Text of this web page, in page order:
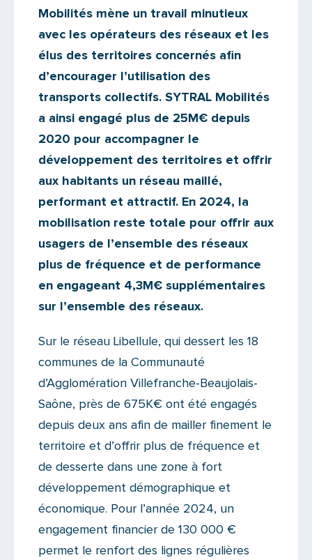
Ajoutez le vôtre
Mobilités mène un travail minutieux
avec les opérateurs des réseaux et les
élus des territoires concernés afin
d’encourager l’utilisation des
transports collectifs. SYTRAL Mobilités
a ainsi engagé plus de 25M€ depuis
2020 pour accompagner le
développement des territoires et offrir
aux habitants un réseau maillé,
performant et attractif. En 2024, la
mobilisation reste totale pour offrir aux
usagers de l’ensemble des réseaux
plus de fréquence et de performance
en engageant 4,3M€ supplémentaires
sur l’ensemble des réseaux.
Sur le réseau Libellule, qui dessert les 18
communes de la Communauté
d’Agglomération Villefranche-Beaujolais-
Saône, près de 675K€ ont été engagés
depuis deux ans afin de mailler finement le
territoire et d’offrir plus de fréquence et
de desserte dans une zone à fort
développement démographique et
économique. Pour l’année 2024, un
engagement financier de 130 000 €
permet le renfort des lignes régulières